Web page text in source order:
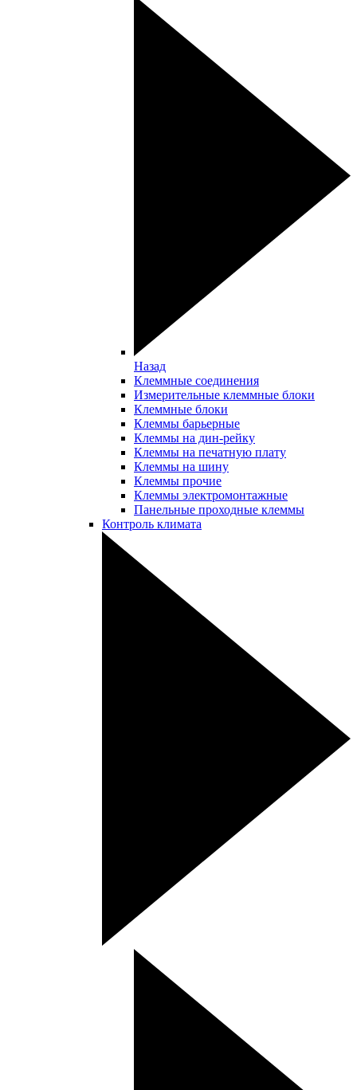
Назад
Клеммные соединения
Измерительные клеммные блоки
Клеммные блоки
Клеммы барьерные
Клеммы на дин-рейку
Клеммы на печатную плату
Клеммы на шину
Клеммы прочие
Клеммы электромонтажные
Панельные проходные клеммы
Контроль климата